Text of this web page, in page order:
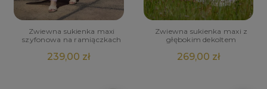
Zwiewna sukienka maxi
szyfonowa na ramiączkach
239,00 zł
Zwiewna sukienka maxi z
głębokim dekoltem
269,00 zł